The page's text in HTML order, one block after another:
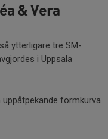
& Vera
ytterligare tre SM-
i Uppsala
formkurva